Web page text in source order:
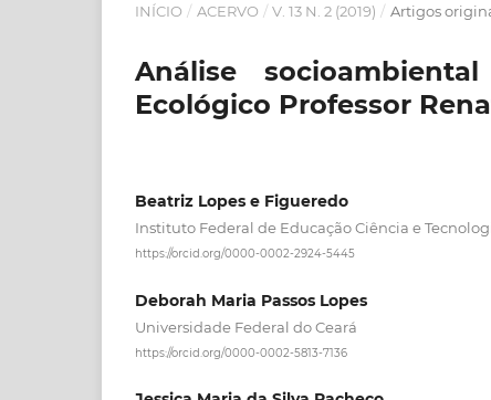
INÍCIO / ACERVO / V. 13 N. 2 (2019) / Artigos
Análise
Ecológico Professor
Beatriz Lopes e Figueredo
Instituto Federal de Educação Ciência e
https://orcid.org/0000-0002-2924-5445
Deborah Maria Passos Lopes
Universidade Federal do Ceará
https://orcid.org/0000-0002-5813-7136